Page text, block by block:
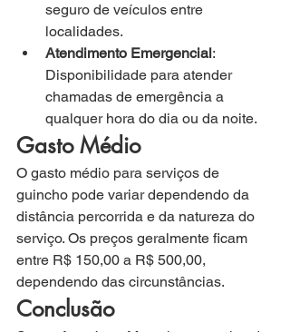
seguro de veículos entre
localidades.
Atendimento Emergencial:
Disponibilidade para atender
chamadas de emergência a
qualquer hora do dia ou da noite.
Gasto Médio
O gasto médio para serviços de
guincho pode variar dependendo da
distância percorrida e da natureza do
serviço. Os preços geralmente ficam
entre R$ 150,00 a R$ 500,00,
dependendo das circunstâncias.
Conclusão